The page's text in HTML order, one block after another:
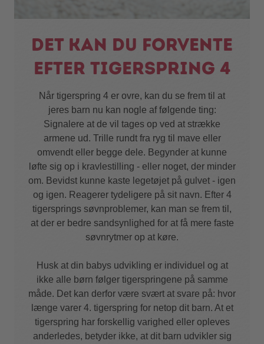
Det kan du forvente
efter tigerspring 4
Når tigerspring 4 er ovre, kan du se frem til at
jeres barn nu kan nogle af følgende ting:
Signalere at de vil tages op ved at strække
armene ud. Trille rundt fra ryg til mave eller
omvendt eller begge dele. Begynder at kunne
løfte sig op i kravlestilling - eller noget, der minder
om. Bevidst kunne kaste legetøjet på gulvet - igen
og igen. Reagerer tydeligere på sit navn. Efter 4
tigersprings søvnproblemer, kan man se frem til,
at der er bedre sandsynlighed for at få mere faste
søvnrytmer op at køre.
Husk at din babys udvikling er individuel og at
ikke alle børn følger tigerspringene på samme
måde. Det kan derfor være svært at svare på: hvor
længe varer 4. tigerspring for netop dit barn. At et
tigerspring har forskellig varighed eller opleves
anderledes, betyder ikke, at dit barn udvikler sig